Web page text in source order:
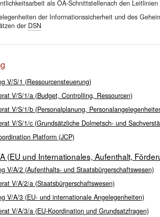
als ÖA-Schnittstellenach den
der Informationssicherheit und des
der DSN
V/S/1 (Ressourcensteuerung)
V/S/1/a (Budget, Controlling, Ressourcen)
V/S/1/b (Personalplanung,
V/S/1/c (Grundsätzliche Dolmetsch- und
Platform (JCP)
(EU und Internationales, Aufenthalt,
V/A/2 (Aufenthalts- und Staatsbürgerschaftswesen)
V/A/2/a (Staatsbürgerschaftswesen)
V/A/3 (EU- und internationale Angelegenheiten)
V/A/3/a (EU-Koordination und Grundsatzfragen)